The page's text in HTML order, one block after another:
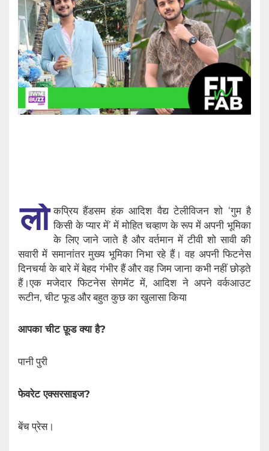
लो कप्रिय हैंडसम हंक आदिश वैद्य टेलीविजन शो ‘गुम है
किसी के प्यार में’ में मोहित चव्हाण के रूप में अपनी भूमिका
के लिए जाने जाते है और वर्तमान में टीवी शो सावी की
सवारी में समानांतर मुख्य भूमिका निभा रहे हैं। वह अपनी फिटनेस
दिनचर्या के बारे में बेहद गंभीर हैं और वह जिम जाना कभी नहीं छोड़ते
हैं।एक मजेदार फिटनेस सेगमेंट में, आदिश ने अपने वर्कआउट
रूटीन, चीट फूड और बहुत कुछ का खुलासा किया
आपका चीट फ़ूड क्या है?
पानी पुरी
फेवरेट एक्सरसाइज?
बेंच प्रेस।